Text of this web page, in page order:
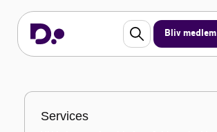
Bliv medlem
DI's eksperter i udlandet.
Kontakt os
Services